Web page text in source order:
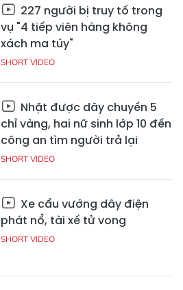
227 người bị truy tố trong
vụ "4 tiếp viên hàng không
xách ma túy"
SHORT VIDEO
Nhặt được dây chuyền 5
chỉ vàng, hai nữ sinh lớp 10 đến
công an tìm người trả lại
SHORT VIDEO
Xe cẩu vướng dây điện
phát nổ, tài xế tử vong
SHORT VIDEO